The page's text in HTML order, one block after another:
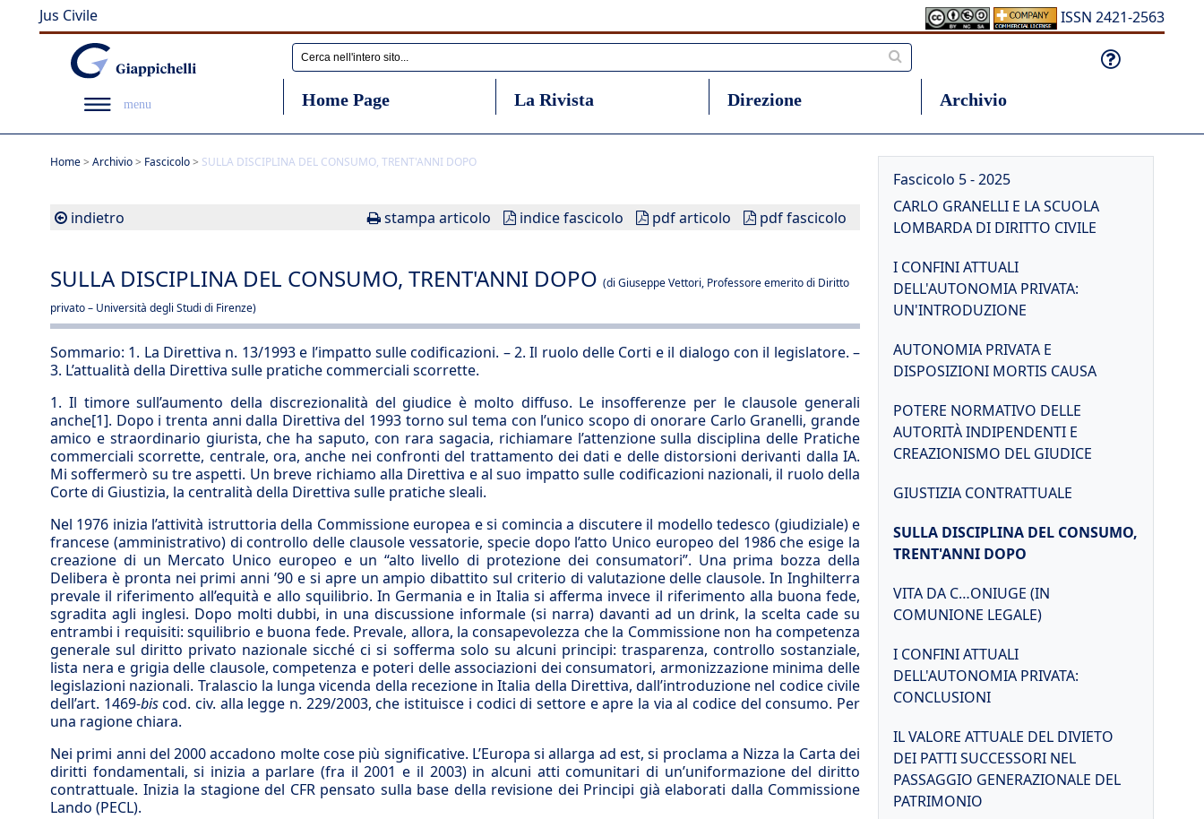
Jus Civile ISSN 2421-2563
menu Home Page La Rivista Direzione Archivio
Home> Archivio> Fascicolo> SULLA DISCIPLINA DEL CONSUMO, TRENT'ANNI DOPO
indietro stampa articolo indice fascicolo pdf articolo pdf fascicolo
SULLA DISCIPLINA DEL CONSUMO, TRENT'ANNI DOPO (di Giuseppe Vettori, Professore emerito di Diritto
privato – Università degli Studi di Firenze)
Sommario: 1. La Direttiva n. 13/1993 e l’impatto sulle codificazioni. – 2. Il ruolo delle Corti e il dialogo con il legislatore. –
3. L’attualità della Direttiva sulle pratiche commerciali scorrette.
1. Il timore sull’aumento della discrezionalità del giudice è molto diffuso. Le insofferenze per le clausole generali
anche[1]. Dopo i trenta anni dalla Direttiva del 1993 torno sul tema con l’unico scopo di onorare Carlo Granelli, grande
amico e straordinario giurista, che ha saputo, con rara sagacia, richiamare l’attenzione sulla disciplina delle Pratiche
commerciali scorrette, centrale, ora, anche nei confronti del trattamento dei dati e delle distorsioni derivanti dalla IA.
Mi soffermerò su tre aspetti. Un breve richiamo alla Direttiva e al suo impatto sulle codificazioni nazionali, il ruolo della
Corte di Giustizia, la centralità della Direttiva sulle pratiche sleali.
Nel 1976 inizia l’attività istruttoria della Commissione europea e si comincia a discutere il modello tedesco (giudiziale) e
francese (amministrativo) di controllo delle clausole vessatorie, specie dopo l’atto Unico europeo del 1986 che esige la
creazione di un Mercato Unico europeo e un “alto livello di protezione dei consumatori”. Una prima bozza della
Delibera è pronta nei primi anni ’90 e si apre un ampio dibattito sul criterio di valutazione delle clausole. In Inghilterra
prevale il riferimento all’equità e allo squilibrio. In Germania e in Italia si afferma invece il riferimento alla buona fede,
sgradita agli inglesi. Dopo molti dubbi, in una discussione informale (si narra) davanti ad un drink, la scelta cade su
entrambi i requisiti: squilibrio e buona fede. Prevale, allora, la consapevolezza che la Commissione non ha competenza
generale sul diritto privato nazionale sicché ci si sofferma solo su alcuni principi: trasparenza, controllo sostanziale,
lista nera e grigia delle clausole, competenza e poteri delle associazioni dei consumatori, armonizzazione minima delle
legislazioni nazionali. Tralascio la lunga vicenda della recezione in Italia della Direttiva, dall’introduzione nel codice civile
dell’art. 1469-biscod. civ. alla legge n. 229/2003, che istituisce i codici di settore e apre la via al codice del consumo. Per
una ragione chiara.
Nei primi anni del 2000 accadono molte cose più significative. L’Europa si allarga ad est, si proclama a Nizza la Carta dei
diritti fondamentali, si inizia a parlare (fra il 2001 e il 2003) in alcuni atti comunitari di un’uniformazione del diritto
contrattuale. Inizia la stagione del CFR pensato sulla base della revisione dei Principi già elaborati dalla Commissione
Lando (PECL).
Fascicolo 5 - 2025
CARLO GRANELLI E LA SCUOLA
LOMBARDA DI DIRITTO CIVILE
I CONFINI ATTUALI
DELL'AUTONOMIA PRIVATA:
UN'INTRODUZIONE
AUTONOMIA PRIVATA E
DISPOSIZIONI MORTIS CAUSA
POTERE NORMATIVO DELLE
AUTORITÀ INDIPENDENTI E
CREAZIONISMO DEL GIUDICE
GIUSTIZIA CONTRATTUALE
SULLA DISCIPLINA DEL CONSUMO,
TRENT'ANNI DOPO
VITA DA C…ONIUGE (IN
COMUNIONE LEGALE)
I CONFINI ATTUALI
DELL'AUTONOMIA PRIVATA:
CONCLUSIONI
IL VALORE ATTUALE DEL DIVIETO
DEI PATTI SUCCESSORI NEL
PASSAGGIO GENERAZIONALE DEL
PATRIMONIO